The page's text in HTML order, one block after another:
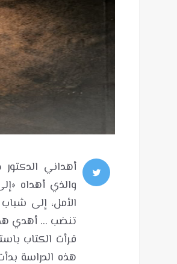
أهداني
والذي أهداه
الأمل، إلى
قرأت الكتاب
هذه الدراسة